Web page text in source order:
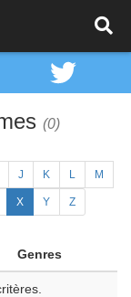
(0)
J K L M
X Y Z
Genres